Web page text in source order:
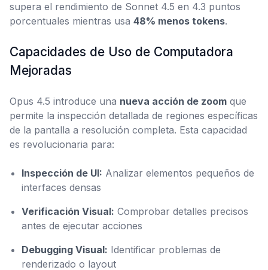
supera el rendimiento de Sonnet 4.5 en 4.3 puntos
porcentuales mientras usa 48% menos tokens.
Capacidades de Uso de Computadora
Mejoradas
Opus 4.5 introduce una nueva acción de zoom que
permite la inspección detallada de regiones específicas
de la pantalla a resolución completa. Esta capacidad
es revolucionaria para:
Inspección de UI: Analizar elementos pequeños de
interfaces densas
Verificación Visual: Comprobar detalles precisos
antes de ejecutar acciones
Debugging Visual: Identificar problemas de
renderizado o layout